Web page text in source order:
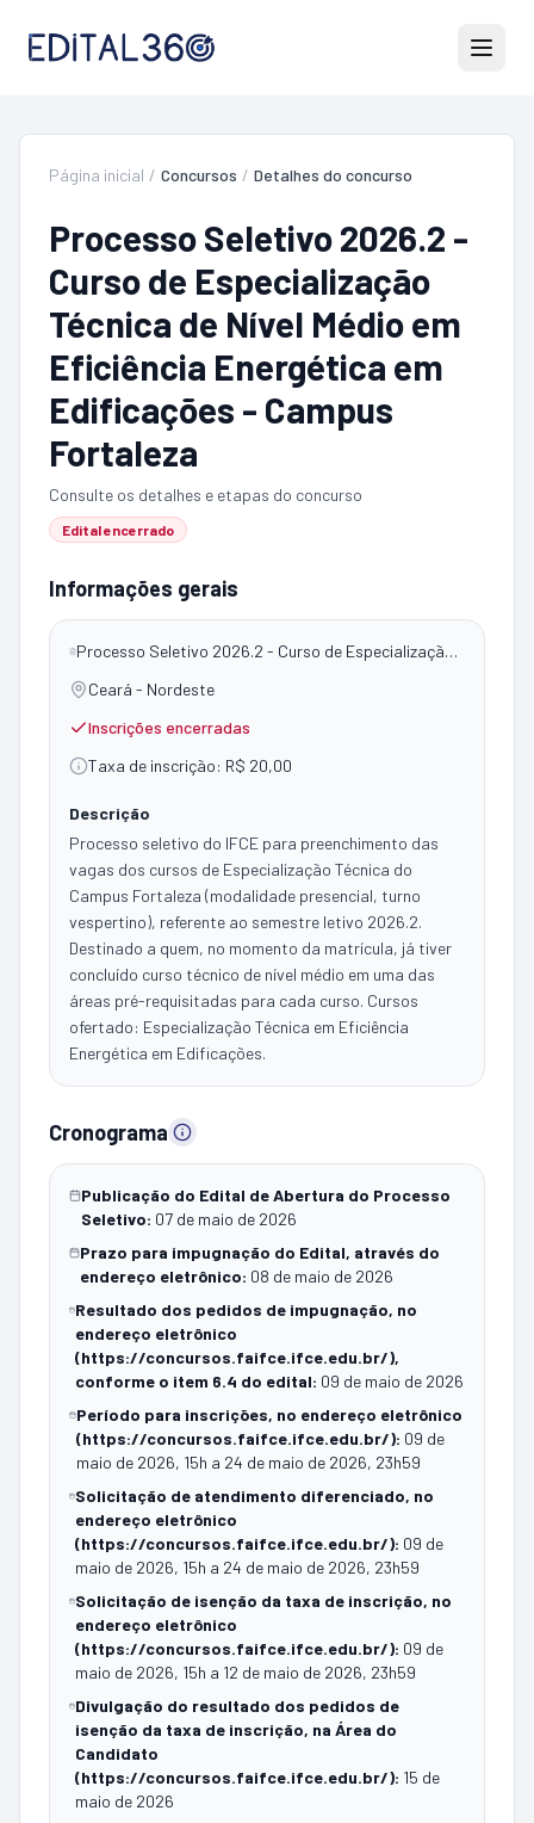
Página inicial / Concursos / Detalhes do concurso
Processo Seletivo 2026.2 -
Curso de Especialização
Técnica de Nível Médio em
Eficiência Energética em
Edificações - Campus
Fortaleza
Consulte os detalhes e etapas do concurso
Edital encerrado
Informações gerais
Processo Seletivo 2026.2 - Curso de Especialização Técnica de Nível Médio em Eficiência Energética em Edificações - Campus Fortaleza
Ceará - Nordeste
Inscrições encerradas
Taxa de inscrição: R$ 20,00
Descrição
Processo seletivo do IFCE para preenchimento das
vagas dos cursos de Especialização Técnica do
Campus Fortaleza (modalidade presencial, turno
vespertino), referente ao semestre letivo 2026.2.
Destinado a quem, no momento da matrícula, já tiver
concluído curso técnico de nível médio em uma das
áreas pré-requisitadas para cada curso. Cursos
ofertado: Especialização Técnica em Eficiência
Energética em Edificações.
Cronograma
Publicação do Edital de Abertura do Processo
Seletivo: 07 de maio de 2026
Prazo para impugnação do Edital, através do
endereço eletrônico: 08 de maio de 2026
Resultado dos pedidos de impugnação, no
endereço eletrônico
(https://concursos.faifce.ifce.edu.br/),
conforme o item 6.4 do edital: 09 de maio de 2026
Período para inscrições, no endereço eletrônico
(https://concursos.faifce.ifce.edu.br/): 09 de
maio de 2026, 15h a 24 de maio de 2026, 23h59
Solicitação de atendimento diferenciado, no
endereço eletrônico
(https://concursos.faifce.ifce.edu.br/): 09 de
maio de 2026, 15h a 24 de maio de 2026, 23h59
Solicitação de isenção da taxa de inscrição, no
endereço eletrônico
(https://concursos.faifce.ifce.edu.br/): 09 de
maio de 2026, 15h a 12 de maio de 2026, 23h59
Divulgação do resultado dos pedidos de
isenção da taxa de inscrição, na Área do
Candidato
(https://concursos.faifce.ifce.edu.br/): 15 de
maio de 2026